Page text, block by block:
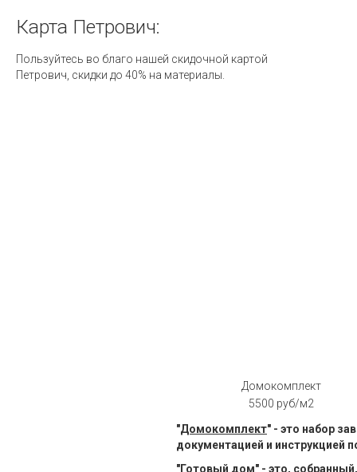
Карта Петрович:
Пользуйтесь во благо нашей скидочной картой
Петрович, скидки до 40% на материалы.
Домокомплект
5500 руб/м2
"Домокомплект" - это набор
документацией и инструкцией
"Готовый дом" - это,